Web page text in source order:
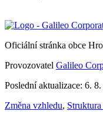
Oficiální stránka obce
Provozovatel Galileo
Poslední aktualizace: 6.
Změna vzhledu,